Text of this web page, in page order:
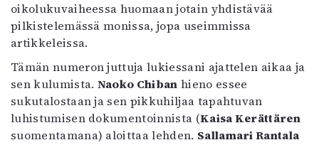
Info
Toimitus
Mediatiedot
Kaltio ry
oikolukuvaiheessa huomaan jotain yhdistävää
pilkistelemässä monissa, jopa useimmissa
artikkeleissa.
Tämän numeron juttuja lukiessani ajattelen aikaa ja
sen kulumista. Naoko Chiban hieno essee
sukutalostaan ja sen pikkuhiljaa tapahtuvan
luhistumisen dokumentoinnista (Kaisa Kerättären
suomentamana) aloittaa lehden. Sallamari Rantala